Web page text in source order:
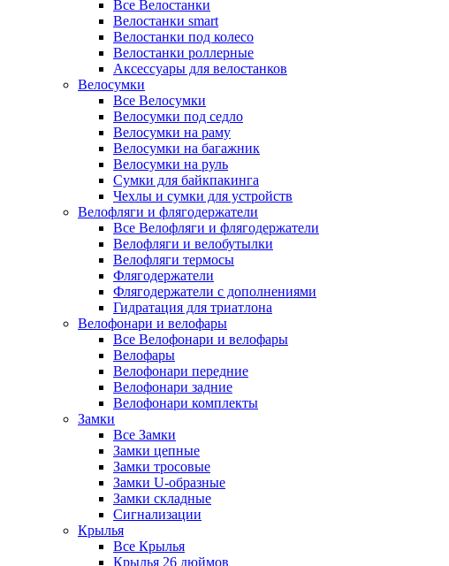
Все Велостанки
Велостанки smart
Велостанки под колесо
Велостанки роллерные
Аксессуары для велостанков
Велосумки
Все Велосумки
Велосумки под седло
Велосумки на раму
Велосумки на багажник
Велосумки на руль
Сумки для байкпакинга
Чехлы и сумки для устройств
Велофляги и флягодержатели
Все Велофляги и флягодержатели
Велофляги и велобутылки
Велофляги термосы
Флягодержатели
Флягодержатели с дополнениями
Гидратация для триатлона
Велофонари и велофары
Все Велофонари и велофары
Велофары
Велофонари передние
Велофонари задние
Велофонари комплекты
Замки
Все Замки
Замки цепные
Замки тросовые
Замки U-образные
Замки складные
Сигнализации
Крылья
Все Крылья
Крылья 26 дюймов